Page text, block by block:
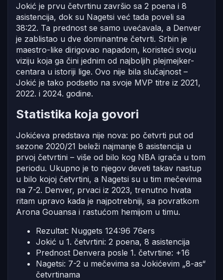
Jokić je prvu četvrtinu završio sa 2 poena i 8
asistencija, dok su Nagetsi već tada poveli sa
38:22. Ta prednost se samo uvećavala, a Denver
je zablistao u dve dominantne četvrti. Srbin je
maestro-like dirigovao napadom, koristeći svoju
viziju koja ga čini jednim od najboljih plejmejker-
centara u istoriji lige. Ovo nije bila slučajnost –
Jokić je tako podsetio na svoje MVP titre iz 2021,
2022. i 2024. godine.
Statistika koja govori
Jokićeva predstava nije nova: po četvrti put od
sezone 2020/21 beleži najmanje 8 asistencija u
prvoj četvrtini – više od bilo kog NBA igrača u tom
periodu. Ukupno je to njegov deveti takav nastup
u bilo kojoj četvrtini, a Nagetsi su u tim mečevima
na 7-2. Denver, prvaci iz 2023, trenutno hvata
ritam upravo kada je najpotrebniji, sa povratkom
Arona Gouansa i rastućom hemijom u timu.
Rezultat: Nuggets 124:96 76ers
Jokić u 1. četvrtini: 2 poena, 8 asistencija
Prednost Denvera posle 1. četvrtine: +16
Nagetsi: 7-2 u mečevima sa Jokićevim „8-as“
četvrtinama